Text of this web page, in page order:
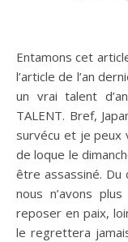
Entamons cet article par un peu de vanité et cet extrait de
l’article de l’an
un vrai talent
TALENT. Bref,
survécu et je peux
de loque le
être assassiné.
nous n’avons
reposer en paix,
le regrettera